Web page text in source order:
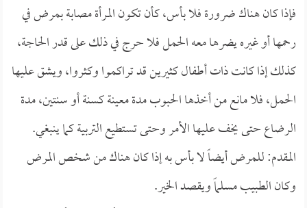
فإذا كان هناك ضرورة فلا بأس، كأن تكون المرأة مصابة بمرض في
رحمها أو غيره يضرها معه الحمل فلا حرج في ذلك على قدر الحاجة،
كذلك إذا كانت ذات أطفال كثيرين قد تراكموا وكثروا، ويشق عليها
الحمل، فلا مانع من أخذها الحبوب مدة معينة كسنة أو سنتين، مدة
الرضاع حتى يخف عليها الأمر وحتى تستطيع التربية كما ينبغي.
المقدم: للمرض أيضاً لا بأس به إذا كان هناك من شخص المرض
وكان الطبيب مسلماً ويقصد الخير.